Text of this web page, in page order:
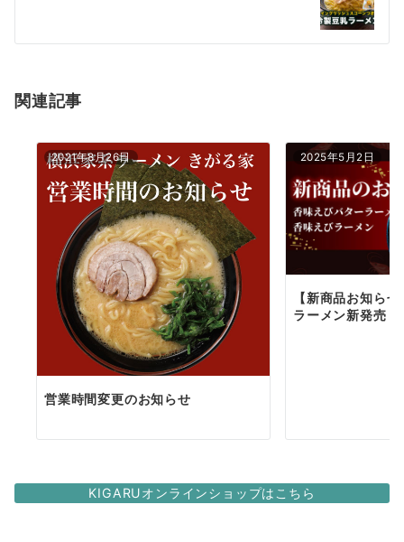
シ
ン
関連記事
2021年8月26日
営業時間変更のお知らせ
2025年5月2日
【新商品お知ら
ラーメン新発売！
KIGARUオンラインショップはこちら